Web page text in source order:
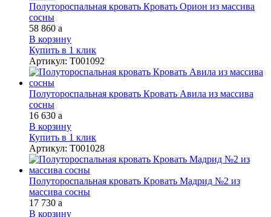
Полутороспальная кровать Кровать Орион из массива
сосны
58 860 a
В корзину
Купить в 1 клик
Артикул: Т001092
Полутороспальная кровать Кровать Авила из массива
сосны
16 630 a
В корзину
Купить в 1 клик
Артикул: Т001028
Полутороспальная кровать Кровать Мадрид №2 из
массива сосны
17 730 a
В корзину